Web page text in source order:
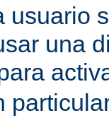
usuario
una